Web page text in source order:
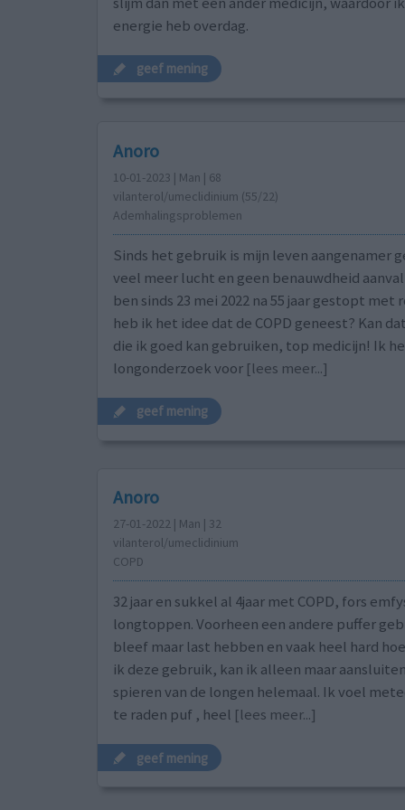
energie heb overdag.
geef mening
Anoro
10-01-2023 | Man | 68
vilanterol/umeclidinium (55/22)
Ademhalingsproblemen
Sinds het gebruik is mijn leven aangenamer
veel meer lucht en geen benauwdheid
ben sinds 23 mei 2022 na 55 jaar gestopt met
heb ik het idee dat de COPD geneest? Kan
die ik goed kan gebruiken, top medicijn! Ik
longonderzoek voor [lees meer...]
geef mening
Anoro
27-01-2022 | Man | 32
vilanterol/umeclidinium
COPD
32 jaar en sukkel al 4jaar met COPD, fors
longtoppen. Voorheen een andere puffer
bleef maar last hebben en vaak heel hard
ik deze gebruik, kan ik alleen maar
spieren van de longen helemaal. Ik voel
te raden puf , heel [lees meer...]
geef mening